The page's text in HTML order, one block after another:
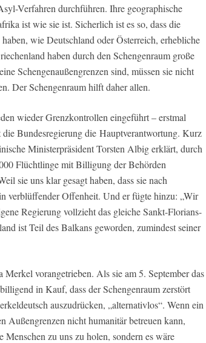
Verfahren durchführen. Ihre geographische
ist wie sie ist. Sicherlich ist es so, dass die
wie Deutschland oder Österreich, erhebliche
haben durch den Schengenraum große
Schengenaußengrenzen sind, müssen sie nicht
Der Schengenraum hilft daher allen.
wieder Grenzkontrollen eingeführt – erstmal
Bundesregierung die Hauptverantwortung. Kurz
Ministerpräsident Torsten Albig erklärt, durch
Flüchtlinge mit Billigung der Behörden
sie uns klar gesagt haben, dass sie nach
verblüffender Offenheit. Und er fügte hinzu: „Wir
Regierung vollzieht das gleiche Sankt-Florians-
ist Teil des Balkans geworden, zumindest seiner
Merkel vorangetrieben. Als sie am 5. September das
in Kauf, dass der Schengenraum zerstört
auszudrücken, „alternativlos“. Wenn ein
Außengrenzen nicht humanitär betreuen kann,
zu uns zu holen, sondern es wäre